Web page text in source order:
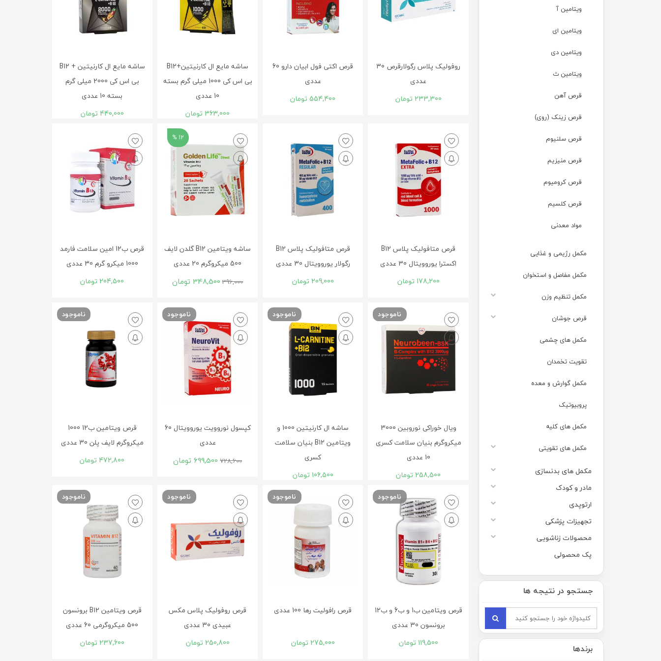
ویتامین آ
ویتامین ای
ویتامین دی
ویتامین ث
قرص آهن
قرص زینک (روی)
قرص سلنیوم
قرص منیزیم
قرص کرومیوم
قرص کلسیم
مواد معدنی
مکمل رژیمی و غذایی
مکمل مفاصل و استخوان
مکمل تنظیم وزن
قرص جوشان
مکمل های چشمی
تقویت تخمدان
مکمل گوارش و معده
پروبیوتیک
مکمل های کلیه
مکمل های تقویتی
مکمل های بدنسازی
مادر و کودک
ارتوپدی
تجهیزات پزشکی
محصولات زناشویی
پک محصولی
جستجو در نتیجه ها
برندها
روفولیک پلاس رگولارقرص 30
عددی
233,300 تومان
قرص اکتی فول ابیان دارو 60
عددی
554,400تومان
ساشه مايع ال کارنيتين+B12
بی اس کی 1000 میلی گرم بسته
10 عددی
363,000 تومان
ساشه مايع ال کارنيتين + B12
بی اس کی 2000 میلی گرم
بسته 10 عددی
440,000 تومان
قرص متافولیک پلاس B12
اکسترا یوروویتال 30 عددی
178,200 تومان
قرص متافولیک پلاس B12
رگولار یوروویتال 30 عددی
209,000 تومان
12 %
ساشه ویتامین B12 گلدن لایف
500 میکروگرم 20 عددی
396,000
348,500 تومان
قرص ب12 امين سلامت فارمد
1000 میکرو گرم 30 عددی
204,500 تومان
ناموجود
ویال خوراکی نوروبین 3000
میکروگرم بنیان سلامت کسری
10 عددی
258,500 تومان
ناموجود
ساشه ال کارنیتین 1000 و
ویتامین B12 بنیان سلامت
کسری
106,500 تومان
ناموجود
کپسول نوروویت یوروویتال 60
عددی
728,600
699,500تومان
ناموجود
قرص ویتامین ب12 1000
میکروگرم لایف پلن 30 عددی
472,800 تومان
ناموجود
قرص ویتامین ب1 و ب6 و ب12
برونسون 30 عددی
119,500 تومان
ناموجود
قرص رافولیت رها 100 عددی
275,000 تومان
ناموجود
قرص روفولیک پلاس مکس
عبیدی 30 عددی
250,800 تومان
ناموجود
قرص ویتامین B12 برونسون
500 میکروگرمی 60 عددی
237,600 تومان